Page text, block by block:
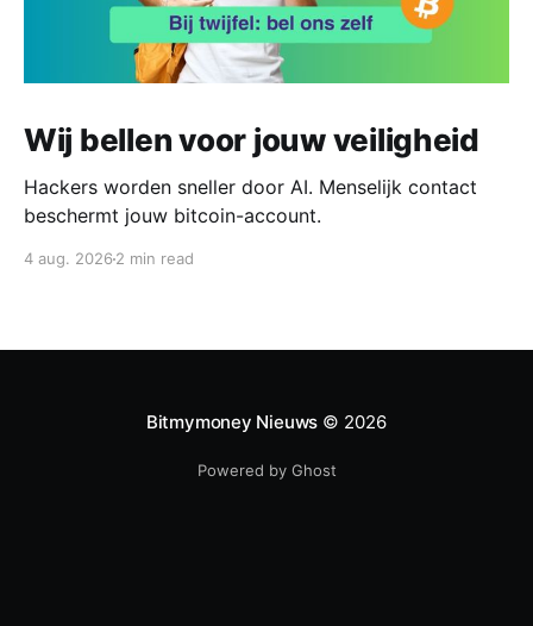
Wij bellen voor jouw veiligheid
Hackers worden sneller door AI. Menselijk contact
beschermt jouw bitcoin-account.
4 aug. 2026 2 min read
Bitmymoney Nieuws © 2026
Powered by Ghost